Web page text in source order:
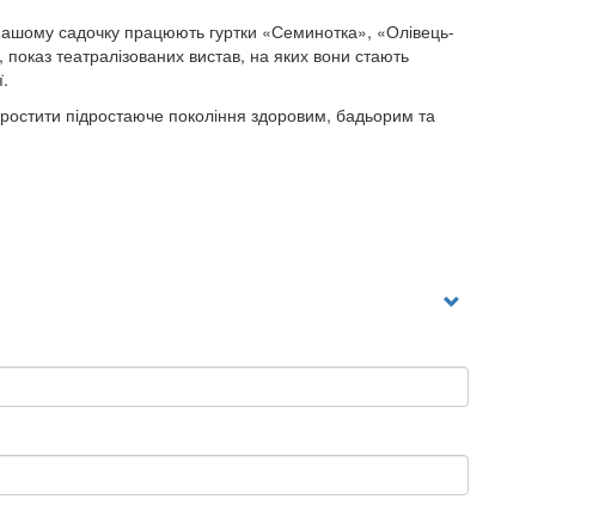
нашому садочку працюють гуртки «Семинотка», «Олівець-
театралізованих вистав, на яких вони стають
підростаюче покоління здоровим, бадьорим та